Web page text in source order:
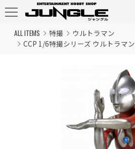
ALL ITEMS 特撮
ウルトラマン
CCP 1/6特撮シリーズ ウルトラマ